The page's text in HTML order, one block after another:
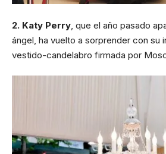
2. Katy Perry , que el año pasado
ángel, ha vuelto a sorprender con su
vestido-candelabro firmada por